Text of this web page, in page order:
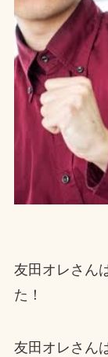
友田オレさん
た！
友田オレさん